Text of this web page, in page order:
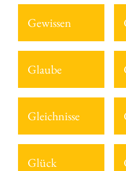
Gewissen
Glaube
Gleichnisse
Glück